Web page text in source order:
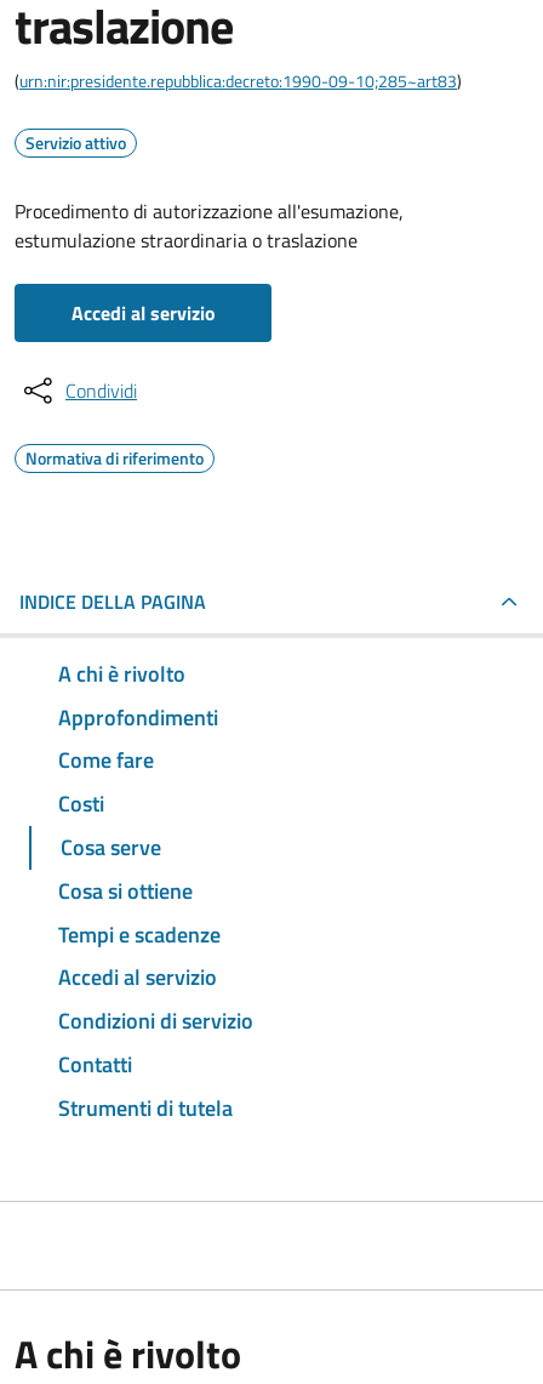
traslazione
(urn:nir:presidente.repubblica:decreto:1990-09-10;285~art83)
Servizio attivo
Procedimento di autorizzazione all'esumazione,
estumulazione straordinaria o traslazione
Accedi al servizio
Condividi
Normativa di riferimento
INDICE DELLA PAGINA
A chi è rivolto
Approfondimenti
Come fare
Costi
Cosa serve
Cosa si ottiene
Tempi e scadenze
Accedi al servizio
Condizioni di servizio
Contatti
Strumenti di tutela
A chi è rivolto